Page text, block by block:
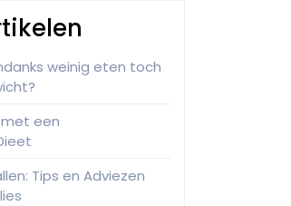
weinig eten toch
een
Tips en Adviezen